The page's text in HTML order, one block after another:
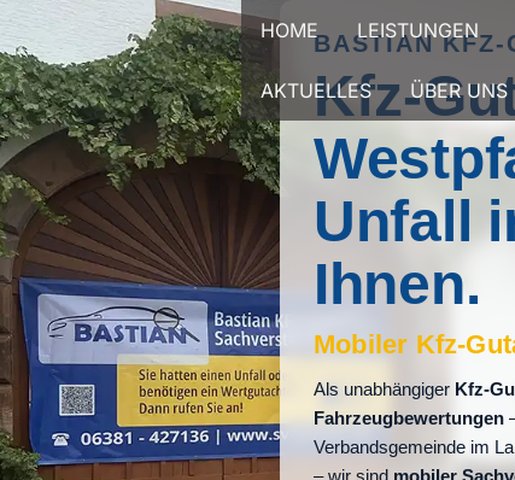
Zum
Inhalt
springen
HOME LEISTUNGEN
AKTUELLES ÜBER UNS
BASTIAN KFZ-
Kfz-
Unfall
Ihnen.
Mobiler Kfz-
Als unabhängiger Kfz-
Fahrzeugbewertungen
Verbandsgemeinde im
– wir sind mobiler